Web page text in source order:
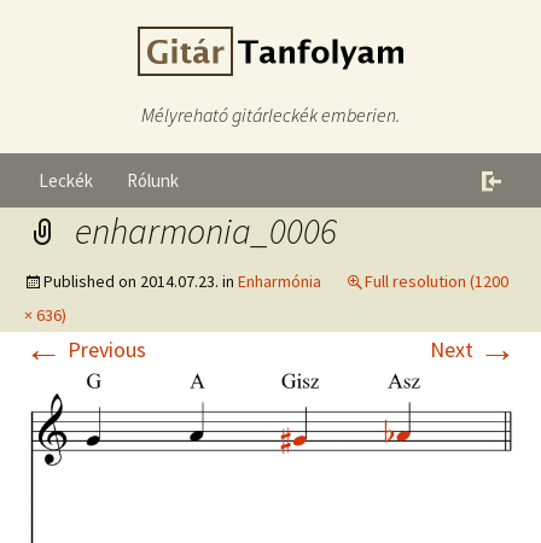
Mélyreható gitárleckék emberien.
Leckék Rólunk
enharmonia_0006
Published on 2014.07.23. in Enharmónia
Full resolution (1200
× 636)
← Previous Next →